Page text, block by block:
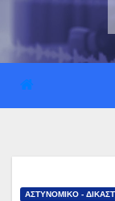
ΑΣΤΥΝΟΜΙΚΟ -